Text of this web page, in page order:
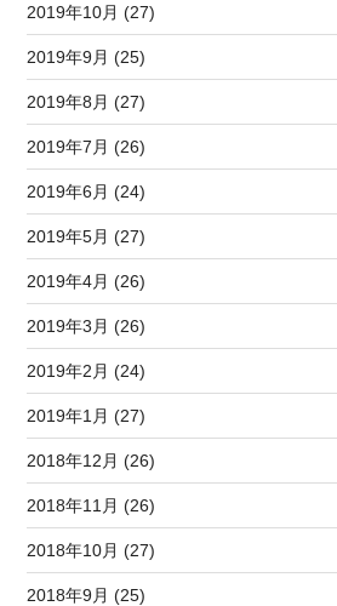
2019年10月 (27)
2019年9月 (25)
2019年8月 (27)
2019年7月 (26)
2019年6月 (24)
2019年5月 (27)
2019年4月 (26)
2019年3月 (26)
2019年2月 (24)
2019年1月 (27)
2018年12月 (26)
2018年11月 (26)
2018年10月 (27)
2018年9月 (25)